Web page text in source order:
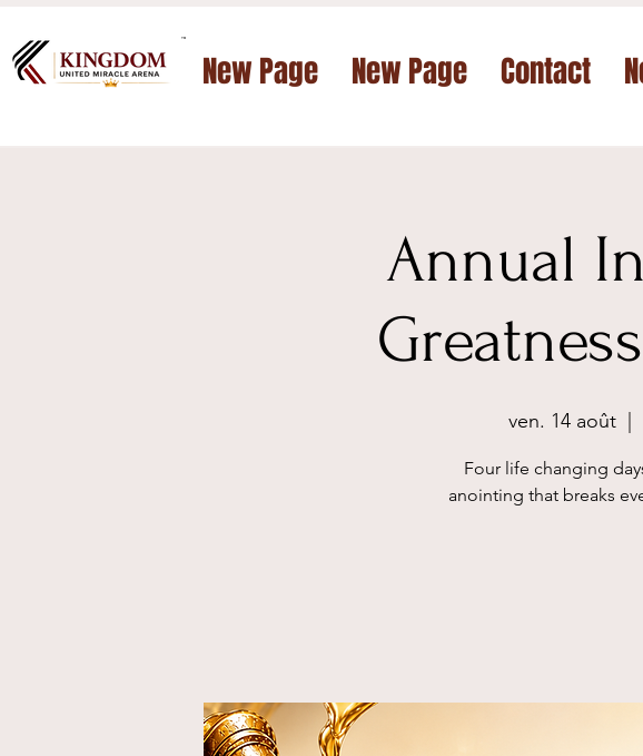
New Page New Page Contact
™
Annual
ven. 14 août
Four life changing
anointing that breaks